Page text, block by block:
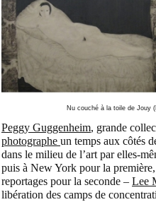
Nu couché à la toile de Jouy
Peggy Guggenheim, grande
photographe un temps aux côtés
dans le milieu de l’art par elles-
puis à New York pour la
reportages pour la seconde – Lee
libération des camps de